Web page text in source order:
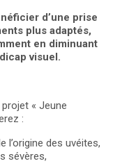
d’une prise
plus adaptés,
en diminuant
visuel.
« Jeune
:
l’origine des uvéites,
sévères,